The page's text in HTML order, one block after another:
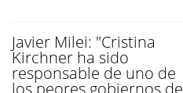
Javier Milei: "Cristina
Kirchner ha sido
responsable de uno de